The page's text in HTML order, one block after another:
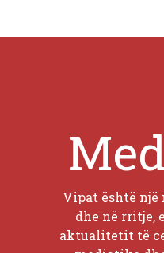
Vipat është
dhe në rritje,
aktualitetit të